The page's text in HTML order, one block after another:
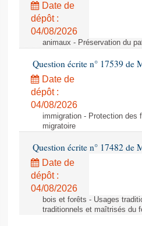
Date de
dépôt :
04/08/2026
animaux - Préservation du
Question écrite n° 17539 de
Date de
dépôt :
04/08/2026
immigration - Protection des
migratoire
Question écrite n° 17482 de
Date de
dépôt :
04/08/2026
bois et forêts - Usages
traditionnels et maîtrisés du